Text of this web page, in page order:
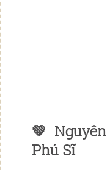
💚
Phú Sĩ